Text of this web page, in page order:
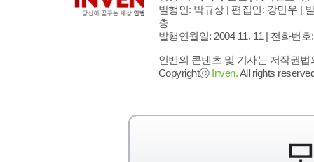
발행인: 박규상 | 편집인: 강민우 |
층
발행연월일: 2004 11. 11 | 전화번호
인벤의 콘텐츠 및 기사는 저작권
Copyrightⓒ Inven.All rights